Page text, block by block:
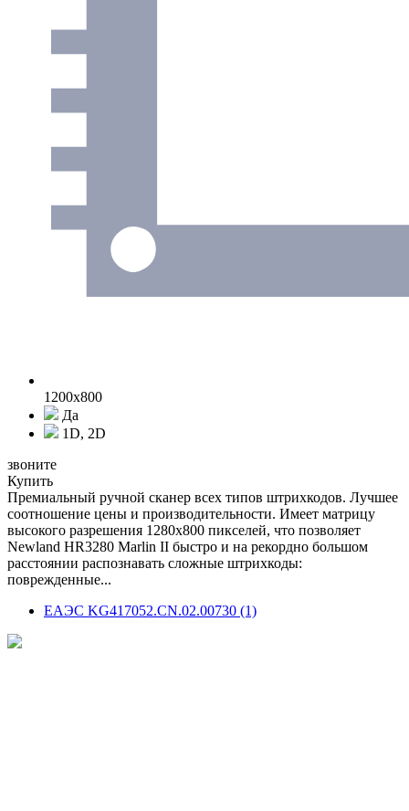
1200x800
Да
1D, 2D
звоните
Купить
Премиальный ручной сканер всех типов штрихкодов. Лучшее
соотношение цены и производительности. Имеет матрицу
высокого разрешения 1280x800 пикселей, что позволяет
Newland HR3280 Marlin II быстро и на рекордно большом
расстоянии распознавать сложные штрихкоды:
поврежденные...
ЕАЭС KG417052.CN.02.00730 (1)